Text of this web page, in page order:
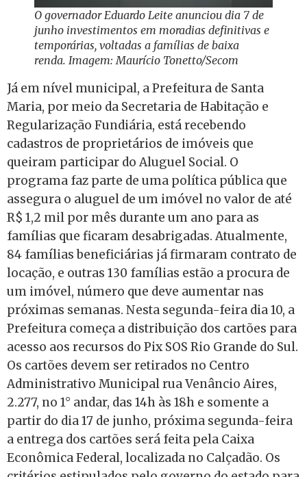
O governador Eduardo Leite anunciou dia 7 de
junho investimentos em moradias definitivas e
temporárias, voltadas a famílias de baixa
renda. Imagem: Maurício Tonetto/Secom
Já em nível municipal, a Prefeitura de Santa
Maria, por meio da Secretaria de Habitação e
Regularização Fundiária, está recebendo
cadastros de proprietários de imóveis que
queiram participar do Aluguel Social. O
programa faz parte de uma política pública que
assegura o aluguel de um imóvel no valor de até
R$ 1,2 mil por mês durante um ano para as
famílias que ficaram desabrigadas. Atualmente,
84 famílias beneficiárias já firmaram contrato de
locação, e outras 130 famílias estão a procura de
um imóvel, número que deve aumentar nas
próximas semanas. Nesta segunda-feira dia 10, a
Prefeitura começa a distribuição dos cartões para
acesso aos recursos do Pix SOS Rio Grande do Sul.
Os cartões devem ser retirados no Centro
Administrativo Municipal rua Venâncio Aires,
2.277, no 1° andar, das 14h às 18h e somente a
partir do dia 17 de junho, próxima segunda-feira
a entrega dos cartões será feita pela Caixa
Econômica Federal, localizada no Calçadão. Os